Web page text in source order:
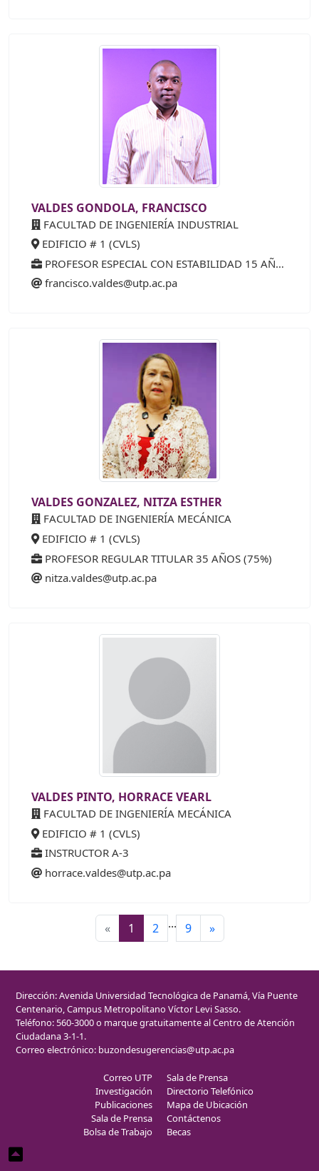
VALDES GONDOLA, FRANCISCO
FACULTAD DE INGENIERÍA INDUSTRIAL
EDIFICIO # 1 (CVLS)
PROFESOR ESPECIAL CON ESTABILIDAD 15 AÑOS (25%)
francisco.valdes@utp.ac.pa
VALDES GONZALEZ, NITZA ESTHER
FACULTAD DE INGENIERÍA MECÁNICA
EDIFICIO # 1 (CVLS)
PROFESOR REGULAR TITULAR 35 AÑOS (75%)
nitza.valdes@utp.ac.pa
VALDES PINTO, HORRACE VEARL
FACULTAD DE INGENIERÍA MECÁNICA
EDIFICIO # 1 (CVLS)
INSTRUCTOR A-3
horrace.valdes@utp.ac.pa
« 1 2 ... 9 »
Dirección: Avenida Universidad Tecnológica de Panamá, Vía Puente
Centenario, Campus Metropolitano Víctor Levi Sasso.
Teléfono: 560-3000 o marque gratuitamente al Centro de Atención
Ciudadana 3-1-1.
Correo electrónico: buzondesugerencias@utp.ac.pa
Correo UTP
Investigación
Publicaciones
Sala de Prensa
Bolsa de Trabajo
Sala de Prensa
Directorio Telefónico
Mapa de Ubicación
Contáctenos
Becas